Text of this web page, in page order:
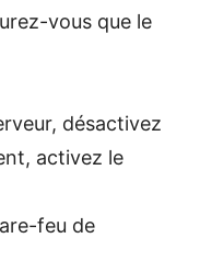
vous que le
désactivez
activez le
feu de